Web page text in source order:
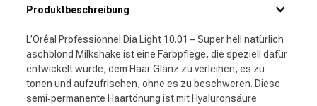
Produktbeschreibung
L’Oréal Professionnel Dia Light 10.01 – Super hell natürlich
aschblond Milkshake ist eine Farbpflege, die speziell dafür
entwickelt wurde, dem Haar Glanz zu verleihen, es zu
tonen und aufzufrischen, ohne es zu beschweren. Diese
semi‑permanente Haartönung ist mit Hyaluronsäure